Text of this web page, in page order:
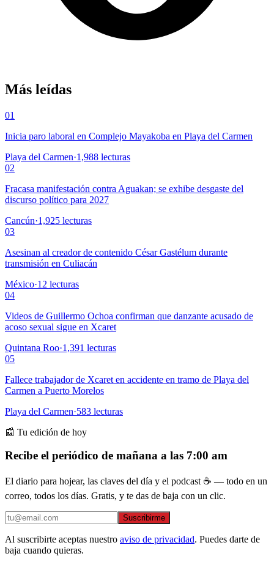
Más leídas
01
Inicia paro laboral en Complejo Mayakoba en Playa del Carmen
Playa del Carmen·1,988 lecturas
02
Fracasa manifestación contra Aguakan; se exhibe desgaste del
discurso político para 2027
Cancún·1,925 lecturas
03
Asesinan al creador de contenido César Gastélum durante
transmisión en Culiacán
México·12 lecturas
04
Videos de Guillermo Ochoa confirman que danzante acusado de
acoso sexual sigue en Xcaret
Quintana Roo·1,391 lecturas
05
Fallece trabajador de Xcaret en accidente en tramo de Playa del
Carmen a Puerto Morelos
Playa del Carmen·583 lecturas
📰 Tu edición de hoy
Recibe el periódico de mañana a las 7:00 am
El diario para hojear, las claves del día y el podcast ☕ — todo en un
correo, todos los días. Gratis, y te das de baja con un clic.
Suscribirme
Al suscribirte aceptas nuestro aviso de privacidad. Puedes darte de
baja cuando quieras.